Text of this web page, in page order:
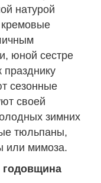
натурой
юной сестре
сезонные
своей
зимних
тюльпаны,
или мимоза.